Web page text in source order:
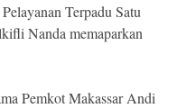
Terpadu Satu
Nanda memaparkan
Pemkot Makassar Andi